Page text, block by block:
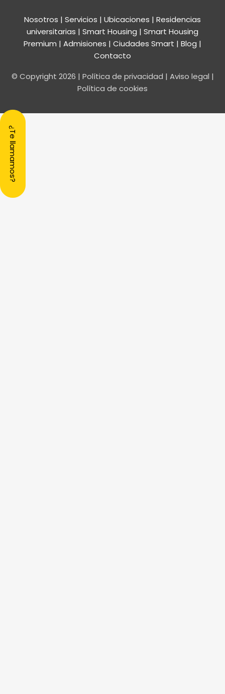
Nosotros | Servicios | Ubicaciones | Residencias
universitarias | Smart Housing | Smart Housing
Premium | Admisiones | Ciudades Smart | Blog |
Contacto
© Copyright 2026 | Política de privacidad | Aviso legal |
Política de cookies
¿Te llamamos?